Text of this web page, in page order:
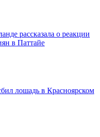
рассказала о реакции
в Паттайе
лошадь в Красноярском